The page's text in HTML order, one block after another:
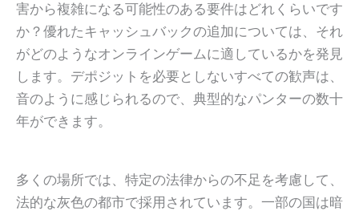
害から複雑になる可能性のある要件はどれくらいです
か？優れたキャッシュバックの追加については、それ
がどのようなオンラインゲームに適しているかを発見
します。デポジットを必要としないすべての歓声は、
音のように感じられるので、典型的なパンターの数十
年ができます。
多くの場所では、特定の法律からの不足を考慮して、
法的な灰色の都市で採用されています。一部の国は暗